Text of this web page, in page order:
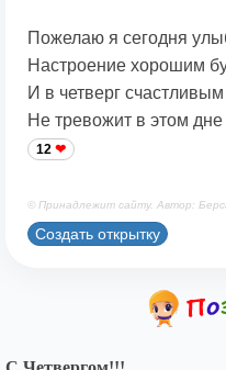
Пожелаю я сегодня
Настроение хорошим
И в четверг
Не тревожит в этом дне
12
© Принадлежит сайту. Автор:
Создать открытку